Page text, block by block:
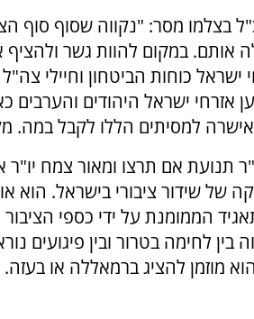
בצלמו מסר: "נקווה שסוף סוף
אותם. במקום להוות גשר
ישראל כוחות הביטחון וחיילי
אזרחי ישראל היהודים
למסיתים הללו לקבל במה.
תנועת אם תרצו ומאור צמח יו"ר
של שידור ציבורי בישראל. הוא
הממומנת על ידי כספי
בין לחימה בטרור ובין פיגועים
מוזמן להציג ברמאללה או